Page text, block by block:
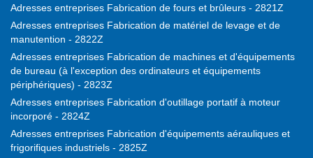
Adresses entreprises Fabrication de fours et brûleurs - 2821Z
Adresses entreprises Fabrication de matériel de levage et de
manutention - 2822Z
Adresses entreprises Fabrication de machines et d'équipements
de bureau (à l'exception des ordinateurs et équipements
périphériques) - 2823Z
Adresses entreprises Fabrication d'outillage portatif à moteur
incorporé - 2824Z
Adresses entreprises Fabrication d'équipements aérauliques et
frigorifiques industriels - 2825Z